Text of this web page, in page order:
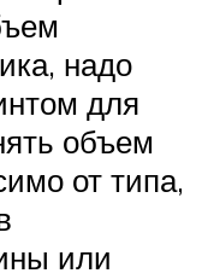
надо
для
объем
от типа,
или